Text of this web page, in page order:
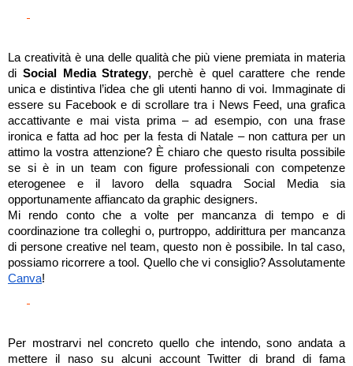
La creatività è una delle qualità che più viene premiata in materia
di Social Media Strategy, perchè è quel carattere che rende
unica e distintiva l’idea che gli utenti hanno di voi. Immaginate di
essere su Facebook e di scrollare tra i News Feed, una grafica
accattivante e mai vista prima – ad esempio, con una frase
ironica e fatta ad hoc per la festa di Natale – non cattura per un
attimo la vostra attenzione? È chiaro che questo risulta possibile
se si è in un team con figure professionali con competenze
eterogenee e il lavoro della squadra Social Media sia
opportunamente affiancato da graphic designers.
Mi rendo conto che a volte per mancanza di tempo e di
coordinazione tra colleghi o, purtroppo, addirittura per mancanza
di persone creative nel team, questo non è possibile. In tal caso,
Canva!
Per mostrarvi nel concreto quello che intendo, sono andata a
mettere il naso su alcuni account Twitter di brand di fama